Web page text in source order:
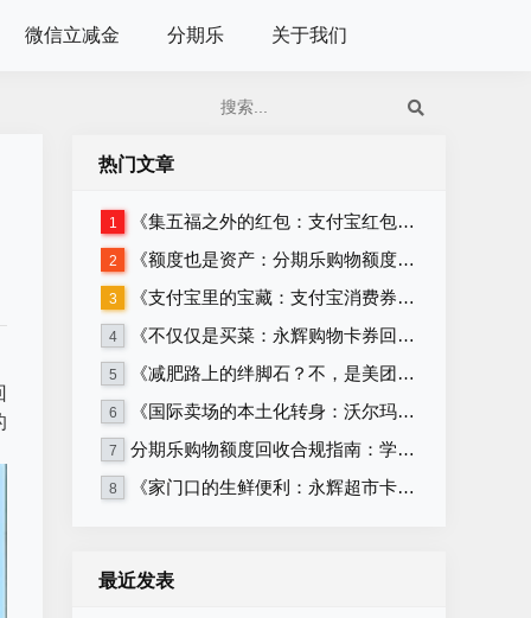
微信立减金 分期乐 关于我们
热门文章
1 《集五福之外的红包：支付宝红包套装回收》
2 《额度也是资产：分期乐购物额度回收的正确姿势》
3 《支付宝里的宝藏：支付宝消费券回收攻略》
4 《不仅仅是买菜：永辉购物卡券回收的多种可能》
5 《减肥路上的绊脚石？不，是美团卡回收！》
6 《国际卖场的本土化转身：沃尔玛购物卡券与沃尔玛超市卡券回收》
7 分期乐购物额度回收合规指南：学生党必看，远离套现安全变现
8 《家门口的生鲜便利：永辉超市卡券回收》
最近发表